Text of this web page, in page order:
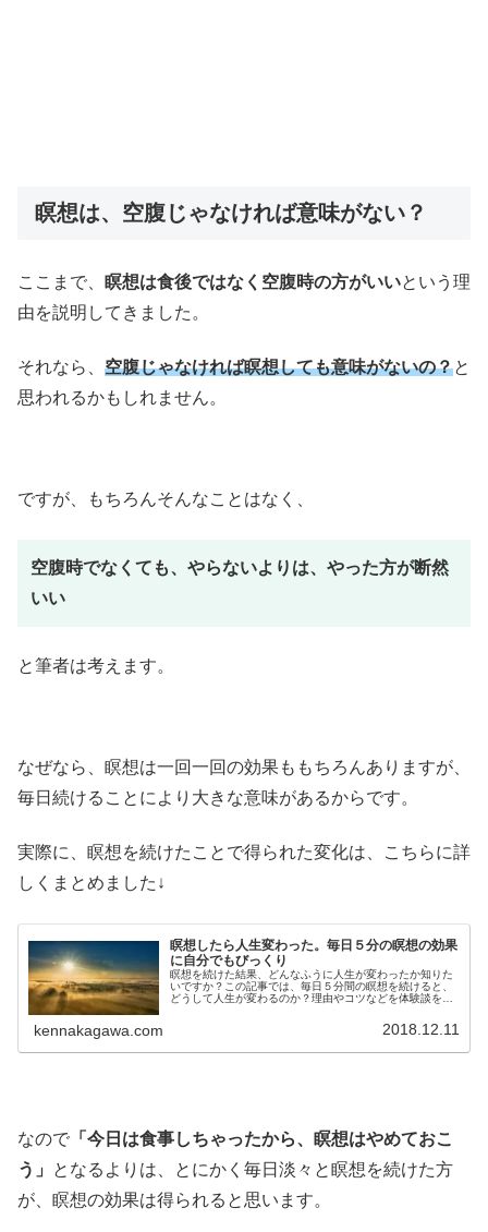
瞑想は、空腹じゃなければ意味がない？
ここまで、 瞑想は食後ではなく空腹時の方がいいという理
由を説明してきました。
それなら、 空腹じゃなければ瞑想しても意味がないの？と
思われるかもしれません。
ですが、もちろんそんなことはなく、
空腹時でなくても、やらないよりは、やった方が断然
いい
と筆者は考えます。
なぜなら、瞑想は一回一回の効果ももちろんありますが、
毎日続けることにより大きな意味があるからです。
実際に、瞑想を続けたことで得られた変化は、こちらに詳
しくまとめました↓
瞑想したら人生変わった。毎日５分の瞑想の効果
に自分でもびっくり
瞑想を続けた結果、どんなふうに人生が変わったか知りた
いですか？この記事では、毎日５分間の瞑想を続けると、
どうして人生が変わるのか？理由やコツなどを体験談をも
kennakagawa.com 2018.12.11
なので 「今日は食事しちゃったから、瞑想はやめておこ
う」
となるよりは、とにかく毎日淡々と瞑想を続けた方
が、瞑想の効果は得られると思います。